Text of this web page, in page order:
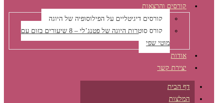
קורסים והרצאות
קורסים דיגיטליים על הפילוסופיה של היוגה
קורס סוטרות היוגה של פטנג’לי – 8 שיעורים בזום עם
מוטי שפי
אודות
יצירת קשר
דף הבית
המלצות